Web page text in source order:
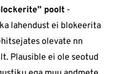
poolt -
lahendust ei blokeerita
olevate nn
Plausible ei ole seotud